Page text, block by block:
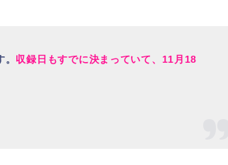
収録日もすでに決まっていて、11月18